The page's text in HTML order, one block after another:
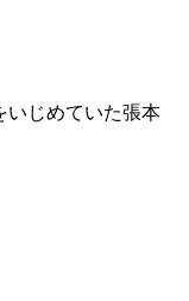
いじめていた張本